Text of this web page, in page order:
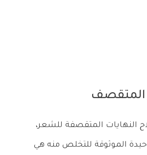
المتقصف
النهايات المتقصفة للشعر،
الموثوقة للتخلص منه هي